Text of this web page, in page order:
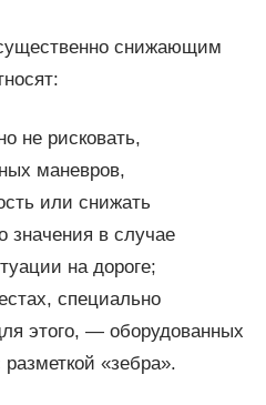
снижающим
не рисковать,
маневров,
или снижать
значения в случае
на дороге;
специально
этого, — оборудованных
«зебра».